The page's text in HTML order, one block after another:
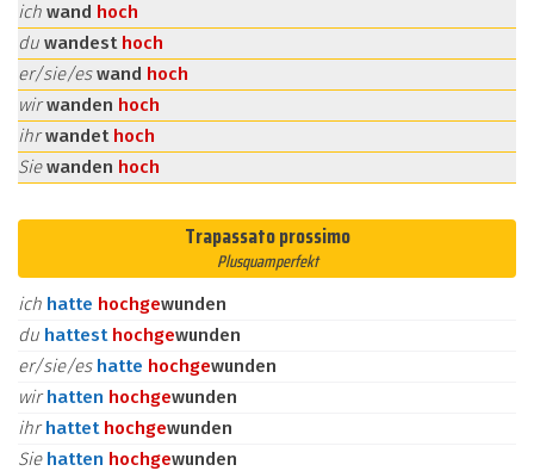
ich wand hoch
du wandest hoch
er/sie/eswand hoch
wirwanden hoch
ihrwandet hoch
Siewanden hoch
Trapassato prossimo
Plusquamperfekt
ich hatte hochgewunden
du hattest hochgewunden
er/sie/es hatte hochgewunden
wirhatten hochgewunden
ihrhattet hochgewunden
Sie hatten hochgewunden